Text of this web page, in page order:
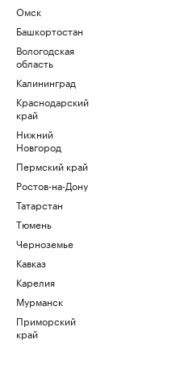
Омск
Башкортостан
Вологодская
область
Калининград
Краснодарский
край
Нижний
Новгород
Пермский край
Ростов-на-Дону
Татарстан
Тюмень
Черноземье
Кавказ
Карелия
Мурманск
Приморский
край